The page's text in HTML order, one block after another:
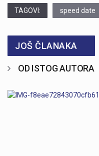
TAGOVI: speed date
JOŠ ČLANAKA
OD ISTOG AUTORA